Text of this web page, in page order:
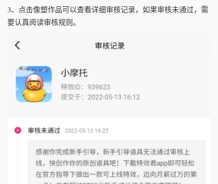
3、点击像塑作品可以查看详细审核记录，如果审核未通过，需
要认真阅读审核规则。